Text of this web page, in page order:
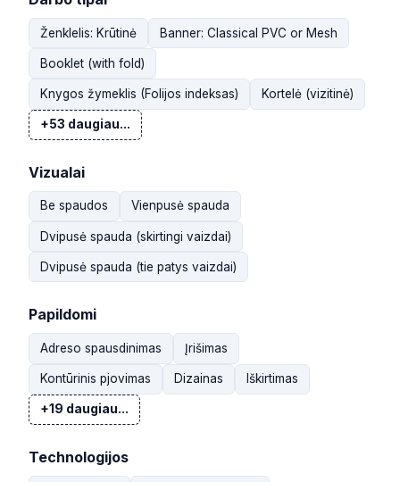
Ženklelis: Krūtinė Banner: Classical PVC or Mesh
Booklet (with fold)
Knygos žymeklis (Folijos indeksas) Kortelė (vizitinė)
+53 daugiau...
Vizualai
Be spaudos Vienpusė spauda
Dvipusė spauda (skirtingi vaizdai)
Dvipusė spauda (tie patys vaizdai)
Papildomi
Adreso spausdinimas Įrišimas
Kontūrinis pjovimas Dizainas Iškirtimas
+19 daugiau...
Technologijos